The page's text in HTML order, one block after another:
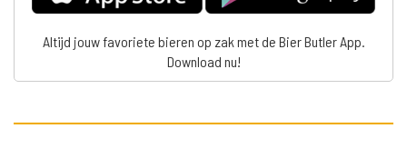
Altijd jouw favoriete bieren op zak met de Bier Butler App.
Download nu!